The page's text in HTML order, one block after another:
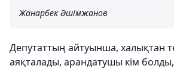
Жанарбек Әшімжанов
Депутаттың айтуынша, халықтан
аяқталады, арандатушы кім болды,